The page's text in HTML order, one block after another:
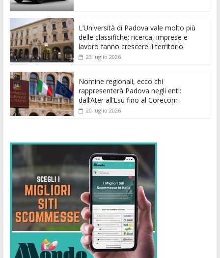
o
k p er
L’Università di Padova vale molto più
delle classifiche: ricerca, imprese e
lavoro fanno crescere il territorio
23 luglio 2026
Nomine regionali, ecco chi
rappresenterà Padova negli enti:
dall’Ater all’Esu fino al Corecom
20 luglio 2026